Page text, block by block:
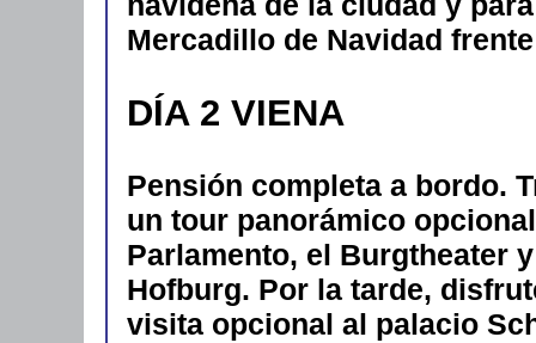
Mercadillo de Navidad
DÍA 2 VIENA
Pensión completa a bordo.
un tour panorámico
Parlamento, el Burgtheater
Hofburg. Por la tarde,
visita opcional al palacio